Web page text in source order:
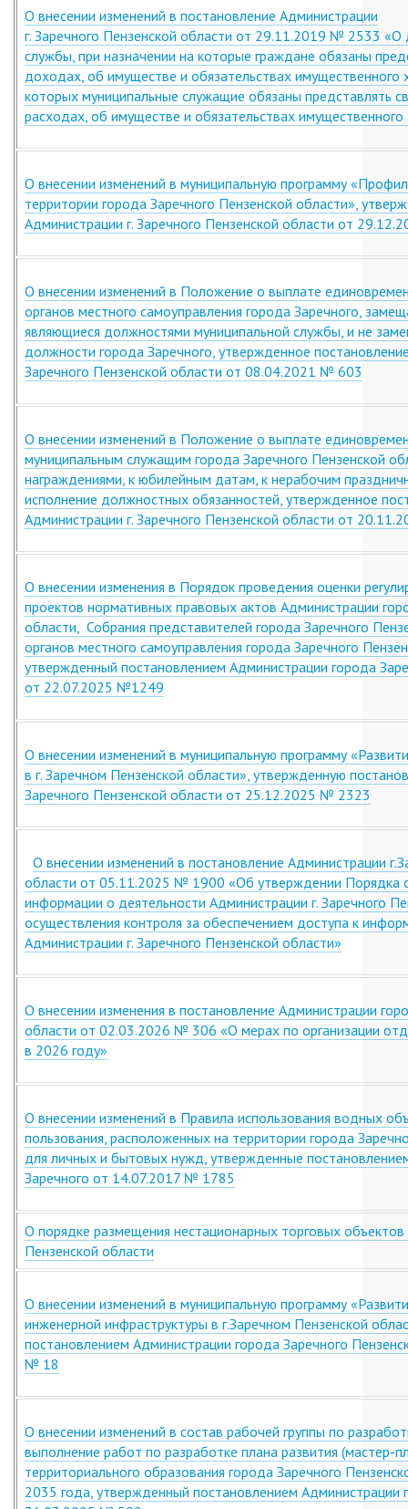
О внесении изменений в постановление Администрации
г. Заречного Пензенской области от 29.11.2019 № 2533 «О
службы, при назначении на которые граждане обязаны
доходах, об имуществе и обязательствах имущественного
которых муниципальные служащие обязаны представлять
расходах, об имуществе и обязательствах имущественного
О внесении изменений в муниципальную программу
территории города Заречного Пензенской области»,
Администрации г. Заречного Пензенской области от
О внесении изменений в Положение о выплате
органов местного самоуправления города Заречного,
являющиеся должностями муниципальной службы, и не
должности города Заречного, утвержденное
Заречного Пензенской области от 08.04.2021 № 603
О внесении изменений в Положение о выплате
муниципальным служащим города Заречного Пензенской
награждениями, к юбилейным датам, к нерабочим
исполнение должностных обязанностей, утвержденное
Администрации г. Заречного Пензенской области от
О внесении изменения в Порядок проведения оценки
проектов нормативных правовых актов Администрации
области, Собрания представителей города Заречного
органов местного самоуправления города Заречного
утвержденный постановлением Администрации города
от 22.07.2025 №1249
О внесении изменений в муниципальную программу
в г. Заречном Пензенской области», утвержденную
Заречного Пензенской области от 25.12.2025 № 2323
О внесении изменений в постановление Администрации
области от 05.11.2025 № 1900 «Об утверждении Порядка
информации о деятельности Администрации г. Заречного
осуществления контроля за обеспечением доступа к
Администрации г. Заречного Пензенской области»
О внесении изменения в постановление Администрации
области от 02.03.2026 № 306 «О мерах по организации
в 2026 году»
О внесении изменений в Правила использования водных
пользования, расположенных на территории города
для личных и бытовых нужд, утвержденные
Заречного от 14.07.2017 № 1785
О порядке размещения нестационарных торговых объектов
Пензенской области
О внесении изменений в муниципальную программу
инженерной инфраструктуры в г.Заречном Пензенской
постановлением Администрации города Заречного
№ 18
О внесении изменений в состав рабочей группы по
выполнение работ по разработке плана развития (мастер-
территориального образования города Заречного
2035 года, утвержденный постановлением Администрации